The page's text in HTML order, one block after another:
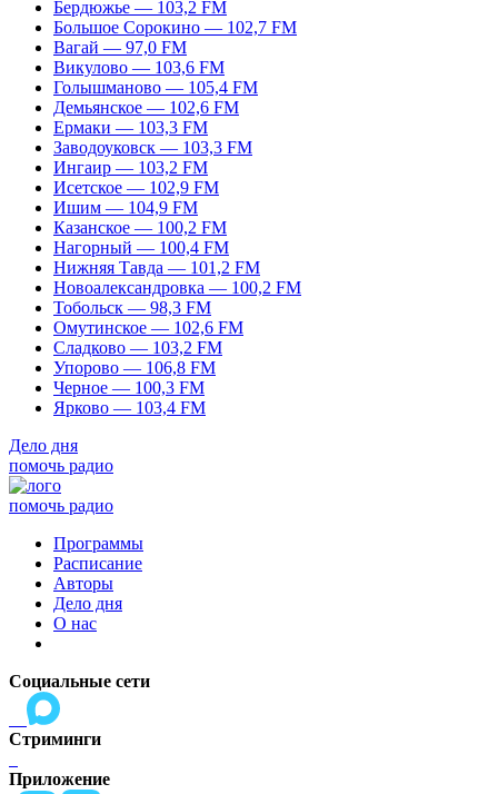
Бердюжье — 103,2 FM
Большое Сорокино — 102,7 FM
Вагай — 97,0 FM
Викулово — 103,6 FM
Голышманово — 105,4 FM
Демьянское — 102,6 FM
Ермаки — 103,3 FM
Заводоуковск — 103,3 FM
Ингаир — 103,2 FM
Исетское — 102,9 FM
Ишим — 104,9 FM
Казанское — 100,2 FM
Нагорный — 100,4 FM
Нижняя Тавда — 101,2 FM
Новоалександровка — 100,2 FM
Тобольск — 98,3 FM
Омутинское — 102,6 FM
Сладково — 103,2 FM
Упорово — 106,8 FM
Черное — 100,3 FM
Ярково — 103,4 FM
Дело дня
помочь радио
помочь радио
Программы
Расписание
Авторы
Дело дня
О нас
Социальные сети
Стриминги
Приложение